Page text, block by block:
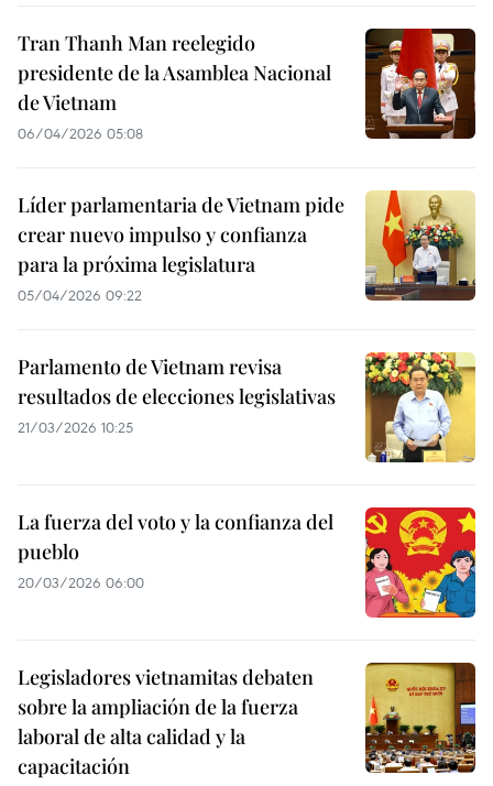
Tran Thanh Man reelegido
presidente de la Asamblea Nacional
de Vietnam
06/04/2026 05:08
Líder parlamentaria de Vietnam pide
crear nuevo impulso y confianza
para la próxima legislatura
05/04/2026 09:22
Parlamento de Vietnam revisa
resultados de elecciones legislativas
21/03/2026 10:25
La fuerza del voto y la confianza del
pueblo
20/03/2026 06:00
Legisladores vietnamitas debaten
sobre la ampliación de la fuerza
laboral de alta calidad y la
capacitación